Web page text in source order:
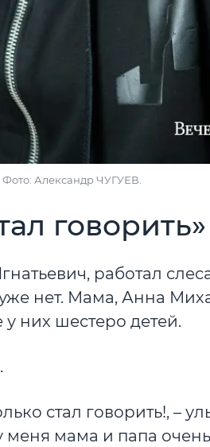
Фото: Александр ЧУГУЕВ.
говорить»
работал
нет. Мама, Анна
них шестеро детей.
стал говорить!, –
меня мама и папа